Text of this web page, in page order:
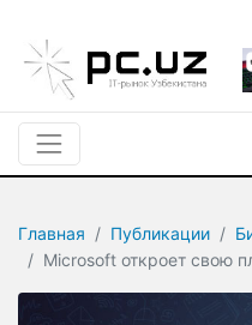
Главная Публикации
Microsoft откроет свою